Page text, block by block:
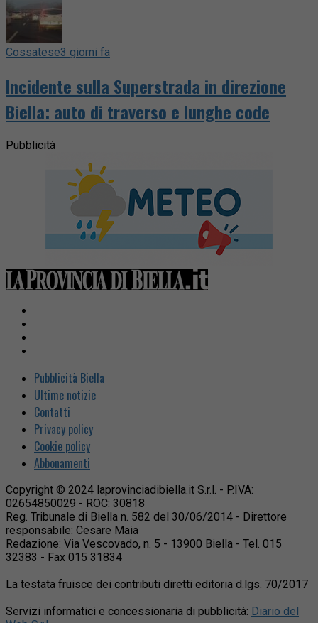
Cossatese3 giorni fa
Incidente sulla Superstrada in direzione
Biella: auto di traverso e lunghe code
Pubblicità
Pubblicità Biella
Ultime notizie
Contatti
Privacy policy
Cookie policy
Abbonamenti
Copyright © 2024 laprovinciadibiella.it S.r.l. - P.IVA:
02654850029 - ROC: 30818
Reg. Tribunale di Biella n. 582 del 30/06/2014 - Direttore
responsabile: Cesare Maia
Redazione: Via Vescovado, n. 5 - 13900 Biella - Tel. 015
32383 - Fax 015 31834
La testata fruisce dei contributi diretti editoria d.lgs. 70/2017
Servizi informatici e concessionaria di pubblicità: Diario del